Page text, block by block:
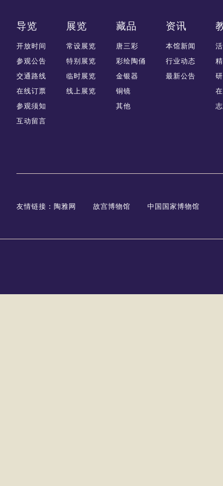
导览
开放时间
参观公告
交通路线
在线订票
参观须知
互动留言
展览
常设展览
特别展览
临时展览
线上展览
藏品
唐三彩
彩绘陶俑
金银器
铜镜
其他
资讯
本馆新闻
行业动态
最新公告
友情链接： 陶雅网 故宫博物馆 中国国家博物馆